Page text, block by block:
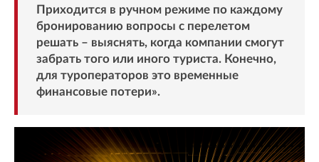
Приходится в ручном режиме по каждому
бронированию вопросы с перелетом
решать – выяснять, когда компании смогут
забрать того или иного туриста. Конечно,
для туроператоров это временные
финансовые потери».